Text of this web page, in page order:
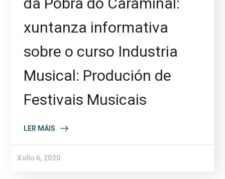
xuntanza informativa
sobre o curso Industria
Musical: Produción de
Festivais Musicais
LER MÁIS
Xullo 6, 2020